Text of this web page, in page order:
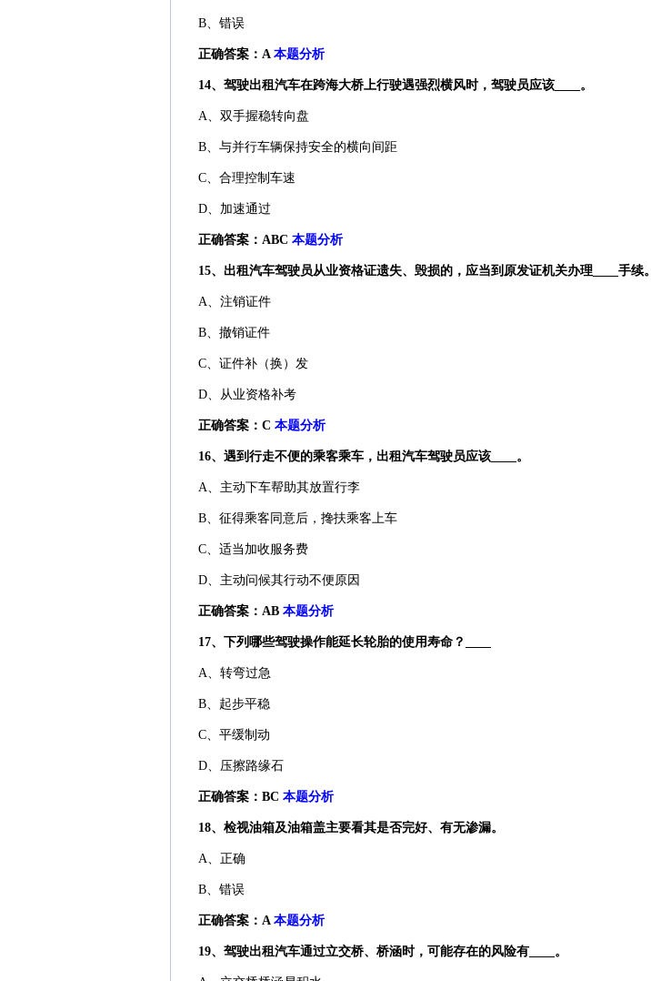
B、错误
正确答案：A 本题分析
14、驾驶出租汽车在跨海大桥上行驶遇强烈横风时，驾驶员应该____。
A、双手握稳转向盘
B、与并行车辆保持安全的横向间距
C、合理控制车速
D、加速通过
正确答案：ABC 本题分析
15、出租汽车驾驶员从业资格证遗失、毁损的，应当到原发证机关办理____手续。
A、注销证件
B、撤销证件
C、证件补（换）发
D、从业资格补考
正确答案：C 本题分析
16、遇到行走不便的乘客乘车，出租汽车驾驶员应该____。
A、主动下车帮助其放置行李
B、征得乘客同意后，搀扶乘客上车
C、适当加收服务费
D、主动问候其行动不便原因
正确答案：AB 本题分析
17、下列哪些驾驶操作能延长轮胎的使用寿命？____
A、转弯过急
B、起步平稳
C、平缓制动
D、压擦路缘石
正确答案：BC 本题分析
18、检视油箱及油箱盖主要看其是否完好、有无渗漏。
A、正确
B、错误
正确答案：A 本题分析
19、驾驶出租汽车通过立交桥、桥涵时，可能存在的风险有____。